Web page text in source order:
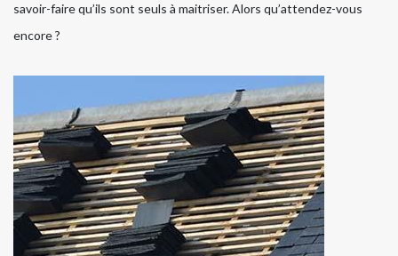
savoir-faire qu’ils sont seuls à maitriser. Alors qu’attendez-vous
encore ?